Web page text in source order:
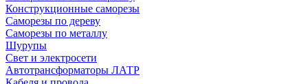
Конструкционные саморезы
Саморезы по дереву
Саморезы по металлу
Шурупы
Свет и электросети
Автотрансформаторы ЛАТР